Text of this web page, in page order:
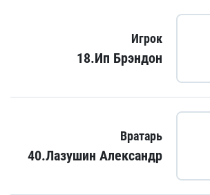
Игрок
18.Ип Брэндон
Вратарь
40.Лазушин Александр